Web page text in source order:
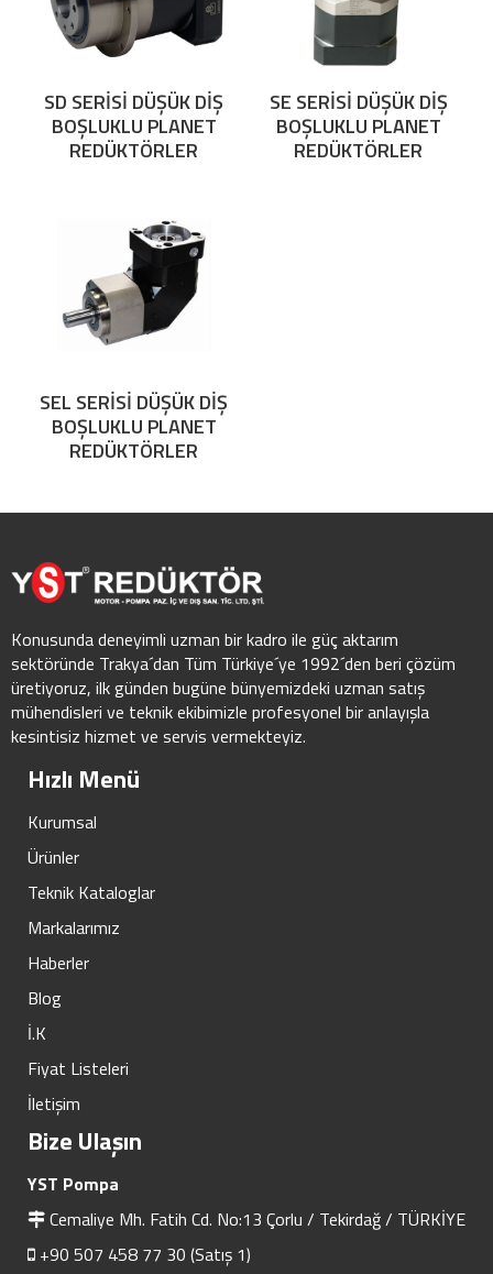
SD SERİSİ DÜŞÜK DİŞ
BOŞLUKLU PLANET
REDÜKTÖRLER
SE SERİSİ DÜŞÜK DİŞ
BOŞLUKLU PLANET
REDÜKTÖRLER
SEL SERİSİ DÜŞÜK DİŞ
BOŞLUKLU PLANET
REDÜKTÖRLER
Konusunda deneyimli uzman bir kadro ile güç aktarım
sektöründe Trakya´dan Tüm Türkiye´ye 1992´den beri çözüm
üretiyoruz, ilk günden bugüne bünyemizdeki uzman satış
mühendisleri ve teknik ekibimizle profesyonel bir anlayışla
kesintisiz hizmet ve servis vermekteyiz.
Hızlı Menü
Kurumsal
Ürünler
Teknik Kataloglar
Markalarımız
Haberler
Blog
İ.K
Fiyat Listeleri
İletişim
Bize Ulaşın
YST Pompa
Cemaliye Mh. Fatih Cd. No:13 Çorlu / Tekirdağ / TÜRKİYE
+90 507 458 77 30 (Satış 1)